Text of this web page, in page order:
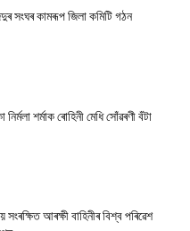
সংঘৰ কামৰূপ জিলা কমিটি গঠন
নিৰ্মলা শৰ্মাক ৰোহিনী মেধি সোঁৱৰণী বঁটা
সংৰক্ষিত আৰক্ষী বাহিনীৰ বিশ্ব পৰিৱেশ